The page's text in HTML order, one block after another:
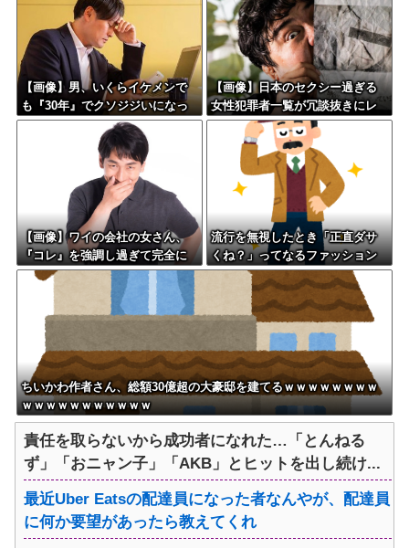
【画像】男、いくらイケメンで
も『30年』でクソジジいになっ
てしまう
【画像】日本のセクシー過ぎる
女性犯罪者一覧が冗談抜きにレ
ベル高過ぎる件w w w w w w w
【画像】ワイの会社の女さん、
『コレ』を強調し過ぎて完全に
あたしこ枠を狙ってるんだがw w
w w w w w w w w w w
流行を無視したとき「正直ダサ
くね？」ってなるファッション
上げてけ
ちいかわ作者さん、総額30億超の大豪邸を建てるｗｗｗｗｗｗｗｗ
ｗｗｗｗｗｗｗｗｗｗｗ
責任を取らないから成功者になれた…「とんねる
ず」「おニャン子」「AKB」とヒットを出し続け...
最近Uber Eatsの配達員になった者なんやが、配達員
に何か要望があったら教えてくれ